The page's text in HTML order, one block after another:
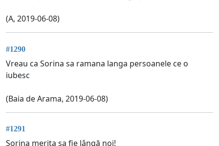
(A, 2019-06-08)
#1290
Vreau ca Sorina sa ramana langa persoanele ce o
iubesc
(Baia de Arama, 2019-06-08)
#1291
Sorina merita sa fie lângă noi!